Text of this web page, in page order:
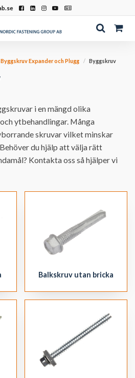
Expander och Plugg Byggskruv
i en mängd olika
ytbehandlingar. Många
skruvar vilket minskar
du hjälp att välja rätt
Kontakta oss så hjälper vi
Balkskruv utan bricka